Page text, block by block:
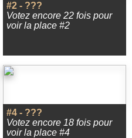
#2 - ???
Votez encore 22 fois pour
voir la place #2
#4 - ???
Votez encore 18 fois pour
voir la place #4